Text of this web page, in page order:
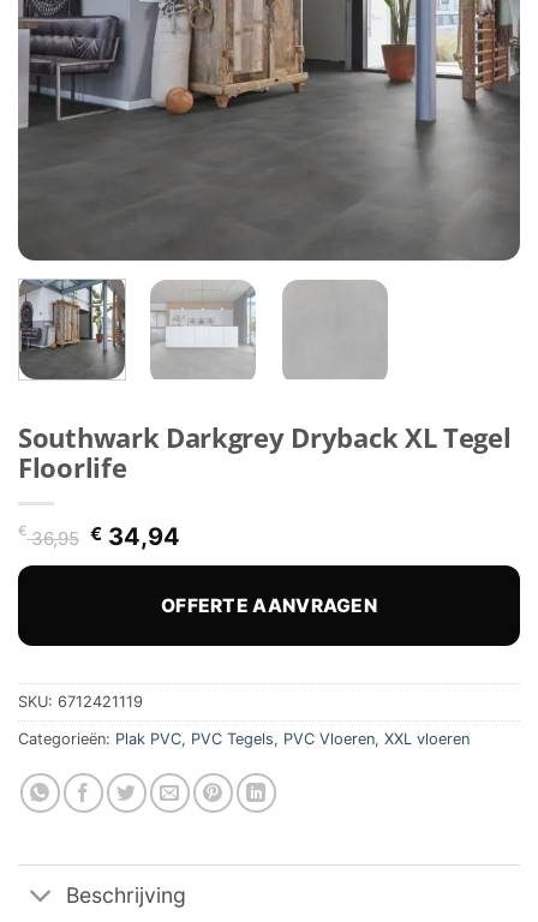
Southwark Darkgrey Dryback XL Tegel
Floorlife
€36,95 Oorspronkelijke
prijs
€ 36,95.
€34,94Huidige
prijs
€ 34,94.
OFFERTE AANVRAGEN
SKU: 6712421119
Categorieën: Plak PVC, PVC Tegels, PVC Vloeren, XXL vloeren
Beschrijving